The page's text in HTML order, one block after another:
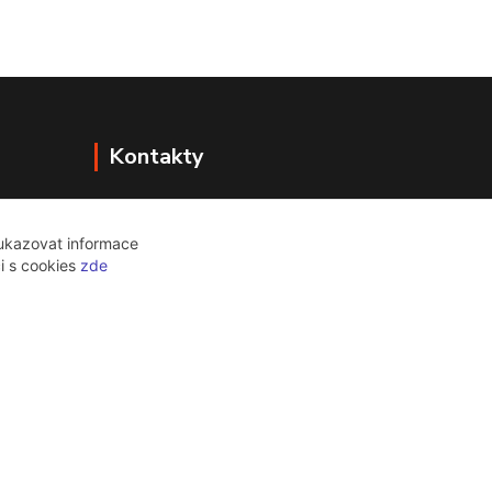
Kontakty
PO - ČT 9:00 -18:00
informace
s cookies zde